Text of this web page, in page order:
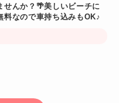
せんか？🌴美しいビーチに
料なので車持ち込みもOK♪